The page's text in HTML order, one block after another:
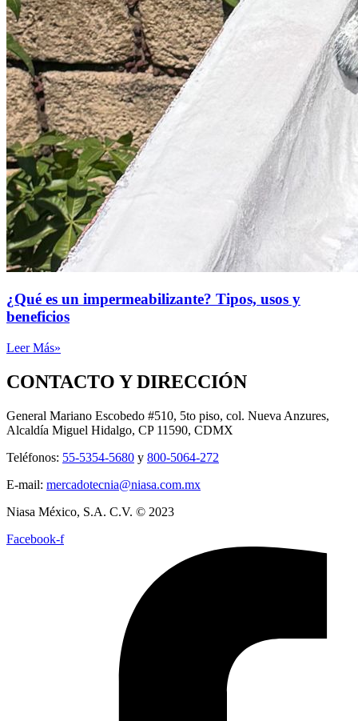
¿Qué es un impermeabilizante? Tipos, usos y
beneficios
Leer Más»
CONTACTO Y DIRECCIÓN
General Mariano Escobedo #510, 5to piso, col. Nueva Anzures,
Alcaldía Miguel Hidalgo, CP 11590, CDMX
Teléfonos: 55-5354-5680 y 800-5064-272
E-mail: mercadotecnia@niasa.com.mx
Niasa México, S.A. C.V. © 2023
Facebook-f